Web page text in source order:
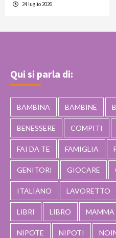
24 luglio 2026
Qui si parla di:
BAMBINA BAMBINE
BENESSERE COMPITI
FAI DA TE FAMIGLIA
GENITORI GIOCARE
ITALIANO LAVORETTO
LIBRI LIBRO MAMMA
NIPOTE NIPOTI